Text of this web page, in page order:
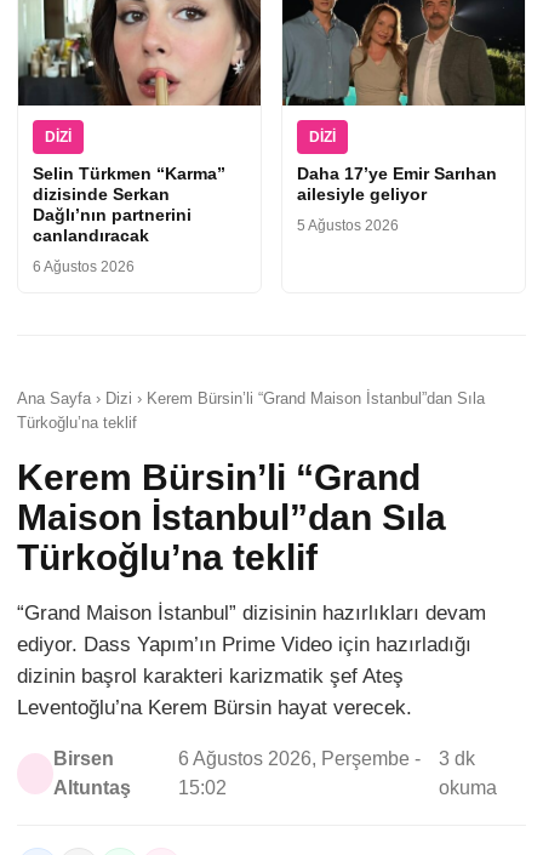
DIZI
Selin Türkmen “Karma”
dizisinde Serkan
Dağlı’nın partnerini
canlandıracak
6 Ağustos 2026
DIZI
Daha 17’ye Emir Sarıhan
ailesiyle geliyor
5 Ağustos 2026
Ana Sayfa › Dizi › Kerem Bürsin’li “Grand Maison İstanbul”dan Sıla
Türkoğlu’na teklif
Kerem Bürsin’li “Grand
Maison İstanbul”dan Sıla
Türkoğlu’na teklif
“Grand Maison İstanbul” dizisinin hazırlıkları devam
ediyor. Dass Yapım’ın Prime Video için hazırladığı
dizinin başrol karakteri karizmatik şef Ateş
Leventoğlu’na Kerem Bürsin hayat verecek.
Birsen
Altuntaş
6 Ağustos 2026, Perşembe -
15:02
3 dk
okuma